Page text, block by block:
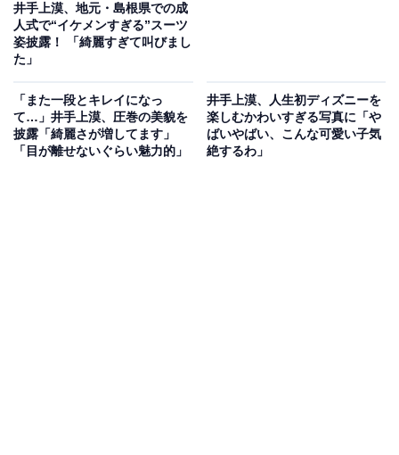
井手上漠、地元・島根県での成
人式で“イケメンすぎる”スーツ
姿披露！ 「綺麗すぎて叫びまし
た」
「また一段とキレイになっ
て…」井手上漠、圧巻の美貌を
披露「綺麗さが増してます」
「目が離せないぐらい魅力的」
井手上漠、人生初ディズニーを
楽しむかわいすぎる写真に「や
ばいやばい、こんな可愛い子気
絶するわ」